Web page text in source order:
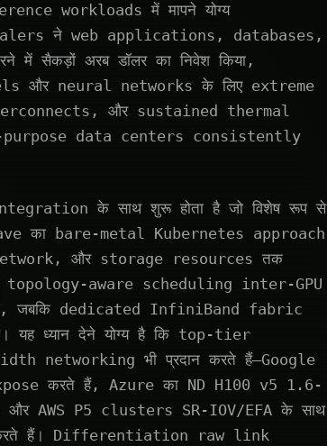
workloads में मापने योग्य
ने web applications, databases,
अरब डॉलर का निवेश किया,
और neural networks के लिए extreme
और sustained thermal
purpose data centers consistently
के साथ शुरू होता है जो विशेष रूप से
का bare-metal Kubernetes approach
और storage resources तक
topology-aware scheduling inter-GPU
जबकि dedicated InfiniBand fabric
यह ध्यान देने योग्य है कि top-tier
networking भी प्रदान करते हैं—Google
करते हैं, Azure का ND H100 v5 1.6-
AWS P5 clusters SR-IOV/EFA के साथ
हैं। Differentiation raw link